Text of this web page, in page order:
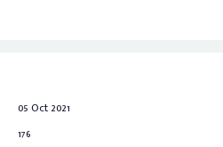
05 Oct 2021
176